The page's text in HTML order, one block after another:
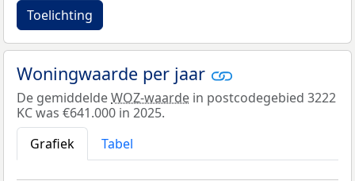
Toelichting
Woningwaarde per jaar
De gemiddeldeWOZ-waarde in postcodegebied 3222
KC was €641.000 in 2025.
Grafiek
Tabel